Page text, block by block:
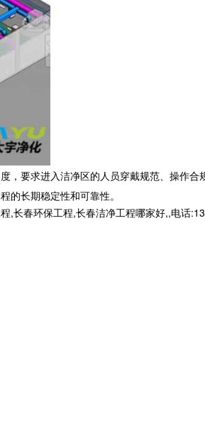
要求进入洁净区的人员穿戴规范、操作
的长期稳定性和可靠性。
,长春环保工程,长春洁净工程哪家好,,电话